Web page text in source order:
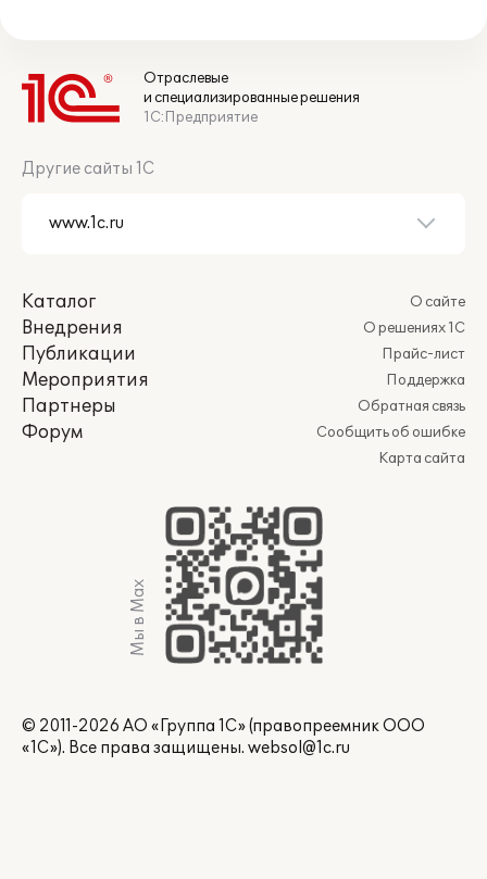
Отраслевые
и специализированные решения
1С:Предприятие
Другие сайты 1С
Каталог
Внедрения
Публикации
Мероприятия
Партнеры
Форум
О сайте
О решениях 1С
Прайс-лист
Поддержка
Обратная связь
Сообщить об ошибке
Карта сайта
Мы в Max
© 2011-2026 АО «Группа 1С» (правопреемник ООО
«1С»). Все права защищены. websol@1c.ru